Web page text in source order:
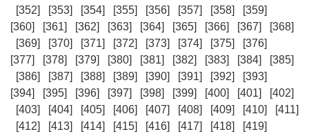
[352]
[353] [354] [355] [356] [357] [358]
[359]
[360]
[361] [362] [363] [364] [365] [366] [367]
[368]
[369]
[370] [371] [372] [373] [374] [375]
[376]
[377]
[378] [379] [380] [381] [382] [383] [384]
[385]
[386]
[387] [388] [389] [390] [391] [392]
[393]
[394]
[395] [396] [397] [398] [399] [400] [401]
[402]
[403]
[404] [405] [406] [407] [408] [409] [410]
[411]
[412]
[413] [414] [415] [416] [417] [418]
[419]